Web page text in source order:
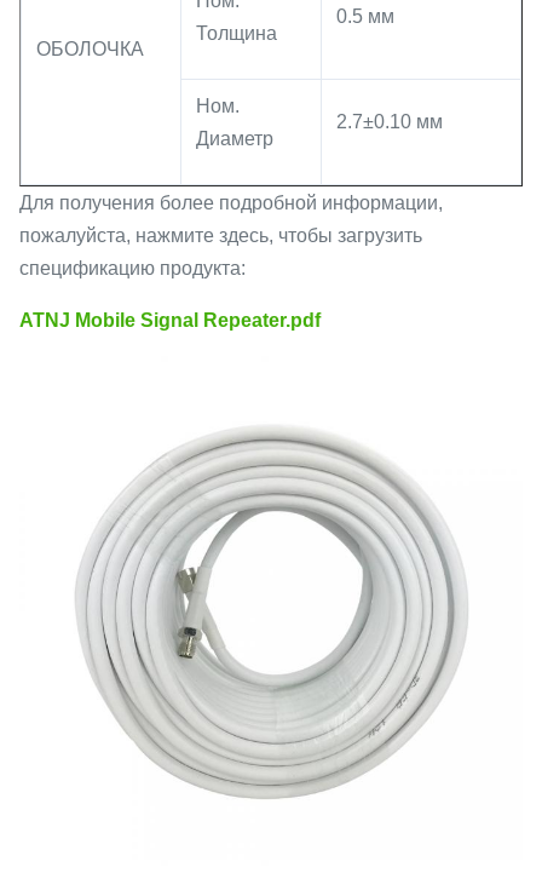
ОБОЛОЧКА
Толщина
0.5 мм
Ном.
Диаметр
2.7±0.10 мм
Для получения более подробной информации,
пожалуйста, нажмите здесь, чтобы загрузить
спецификацию продукта:
ATNJ Mobile Signal Repeater.pdf